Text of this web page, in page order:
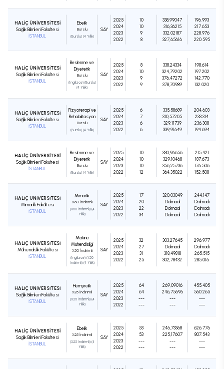
HALİÇ ÜNİVERSİTESİ
Sağlık Bilimleri Fakültesi
İSTANBUL
Ebelik
Burslu
(Burslu) (4 Yıllık)
SAY
2025
2024
2023
2022
10
10
9
8
338,99047
316,36215
332,02187
327,65616
196.993
217.653
228.976
220.595
HALİÇ ÜNİVERSİTESİ
Sağlık Bilimleri Fakültesi
İSTANBUL
Beslenme ve
Diyetetik
Burslu
(İngilizce) (Burslu)
(4 Yıllık)
SAY
2025
2024
2023
2022
8
10
9
9
338,24334
324,79202
376,47272
378,70989
198.614
197.202
142.770
132.020
HALİÇ ÜNİVERSİTESİ
Sağlık Bilimleri Fakültesi
İSTANBUL
Fizyoterapi ve
Rehabilitasyon
Burslu
(Burslu) (4 Yıllık)
SAY
2025
2024
2023
2022
6
7
6
6
335,58689
310,57205
329,11739
339,91649
204.603
233.314
236.308
194.694
HALİÇ ÜNİVERSİTESİ
Sağlık Bilimleri Fakültesi
İSTANBUL
Beslenme ve
Diyetetik
Burslu
(Burslu) (4 Yıllık)
SAY
2025
2024
2023
2022
10
10
10
12
330,96656
329,10468
356,25736
364,35022
215.421
187.673
176.506
152.508
HALİÇ ÜNİVERSİTESİ
Mimarlık Fakültesi
İSTANBUL
Mimarlık
%50 İndirimli
(%50 İndirimli) (4
Yıllık)
SAY
2025
2024
2023
2022
17
20
22
34
320,03049
Dolmadı
Dolmadı
Dolmadı
244.147
Dolmadı
Dolmadı
Dolmadı
HALİÇ ÜNİVERSİTESİ
Mühendislik Fakültesi
İSTANBUL
Makine
Mühendisliği
%50 İndirimli
(İngilizce) (%50
İndirimli) (4 Yıllık)
SAY
2025
2024
2023
2022
32
27
31
25
303,27645
Dolmadı
318,49818
302,78432
296.977
Dolmadı
265.515
285.016
HALİÇ ÜNİVERSİTESİ
Sağlık Bilimleri Fakültesi
İSTANBUL
Hemşirelik
%25 İndirimli
(%25 İndirimli) (4
Yıllık)
SAY
2025
2024
2023
2022
64
64
---
---
269,09016
246,75696
---
---
455.405
560.265
---
---
HALİÇ ÜNİVERSİTESİ
Sağlık Bilimleri Fakültesi
İSTANBUL
Ebelik
%25 İndirimli
(%25 İndirimli) (4
Yıllık)
SAY
2025
2024
2023
2022
53
53
---
---
246,73368
225,17607
---
---
626.776
807.543
---
---